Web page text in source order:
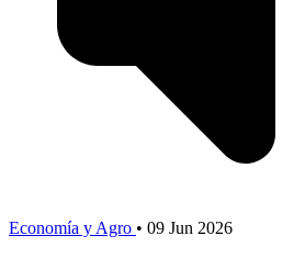
Economía y Agro • 09 Jun 2026